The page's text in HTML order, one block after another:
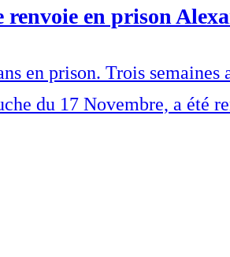
en prison
en prison. Trois
du 17 Novembre, a été